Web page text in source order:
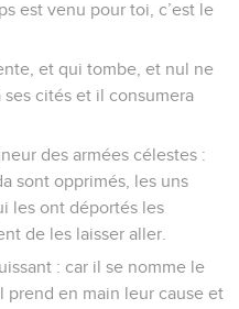
est venu pour toi, c’est le
et qui tombe, et nul ne
cités et il consumera
des armées célestes :
sont opprimés, les uns
les ont déportés les
de les laisser aller.
: car il se nomme le
prend en main leur cause et